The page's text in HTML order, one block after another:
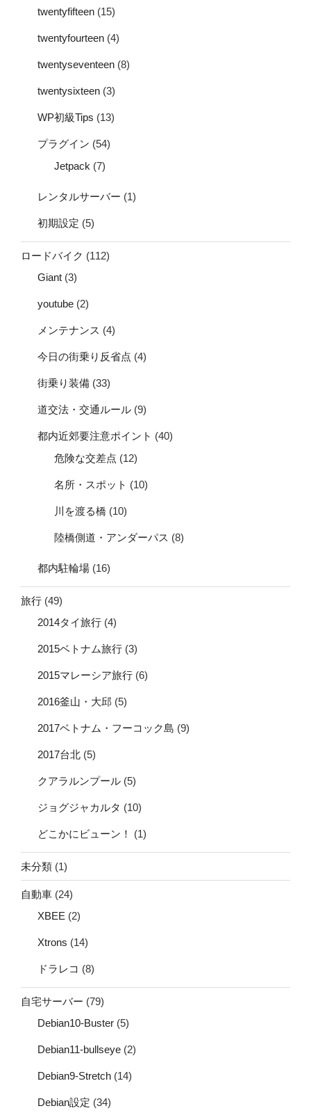
twentyfifteen (15)
twentyfourteen (4)
twentyseventeen (8)
twentysixteen (3)
WP初級Tips (13)
プラグイン (54)
Jetpack (7)
レンタルサーバー (1)
初期設定 (5)
ロードバイク (112)
Giant (3)
youtube (2)
メンテナンス (4)
今日の街乗り反省点 (4)
街乗り装備 (33)
道交法・交通ルール (9)
都内近郊要注意ポイント (40)
危険な交差点 (12)
名所・スポット (10)
川を渡る橋 (10)
陸橋側道・アンダーパス (8)
都内駐輪場 (16)
旅行 (49)
2014タイ旅行 (4)
2015ベトナム旅行 (3)
2015マレーシア旅行 (6)
2016釜山・大邱 (5)
2017ベトナム・フーコック島 (9)
2017台北 (5)
クアラルンプール (5)
ジョグジャカルタ (10)
どこかにビューン！ (1)
未分類 (1)
自動車 (24)
XBEE (2)
Xtrons (14)
ドラレコ (8)
自宅サーバー (79)
Debian10-Buster (5)
Debian11-bullseye (2)
Debian9-Stretch (14)
Debian設定 (34)